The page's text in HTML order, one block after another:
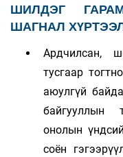
ШИЛДЭГ
ШАГНАЛ
Ардчилсан,
тусгаар
аюулгүй
байгууллын
онолын
соён